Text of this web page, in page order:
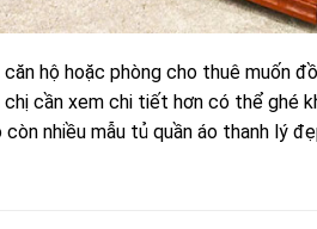
hộ hoặc phòng cho thuê muốn
cần xem chi tiết hơn có thể ghé
còn nhiều mẫu tủ quần áo thanh lý